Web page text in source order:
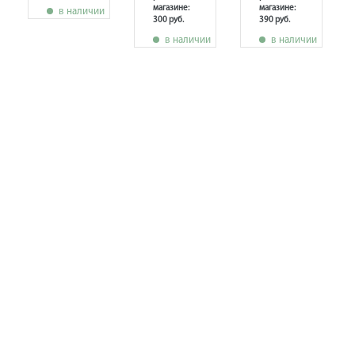
в наличии
магазине:
300 руб.
в наличии
магазине:
390 руб.
в наличии